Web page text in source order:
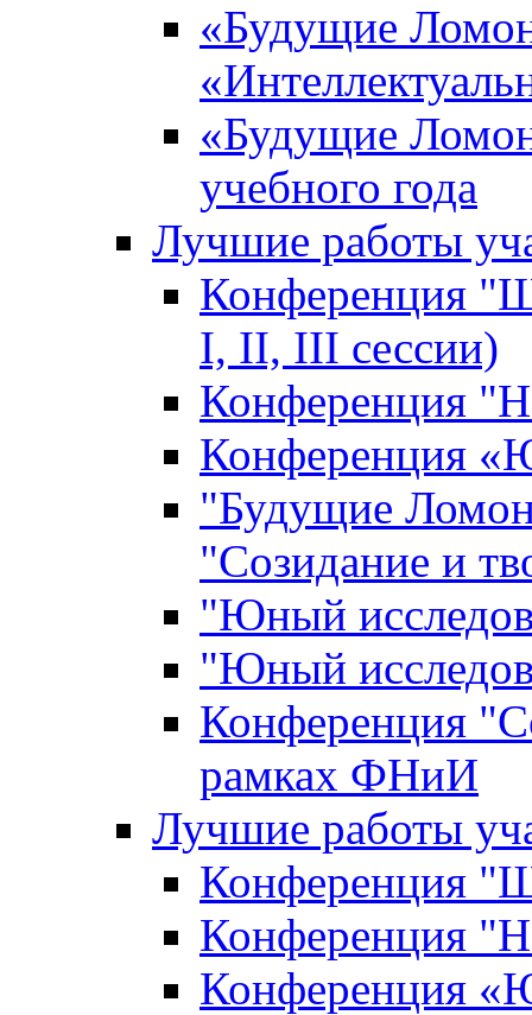
«Будущие
«Будущие
учебного года
Лучшие работы
Конференция
I, II, III сессии)
Конференция
Конференция
"Будущие
"Созидание и
"Юный
"Юный
Конференция
рамках ФНиИ
Лучшие работы
Конференция
Конференция
Конференция